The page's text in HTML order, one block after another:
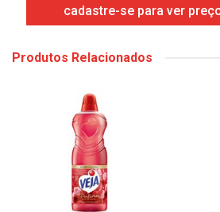
cadastre-se para ver
Produtos Relacionados